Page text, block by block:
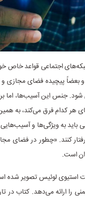
اجتماعی قواعد خاص
بعضاً پیچیده فضای مجازی و
جنس این آسیب‌ها، اما
کدام فرق می‌کند، به
باید به ویژگی‌ها و
کنند. «چطور در فضای
است.
استیوی لوئیس تصویر شده